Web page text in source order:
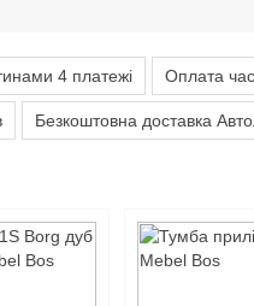
4 платежі Оплата
Безкоштовна доставка